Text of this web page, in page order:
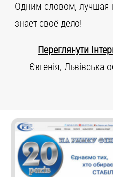
Одним словом, лучшая
знает своё дело!
Переглянути
Євгенія, Львівська